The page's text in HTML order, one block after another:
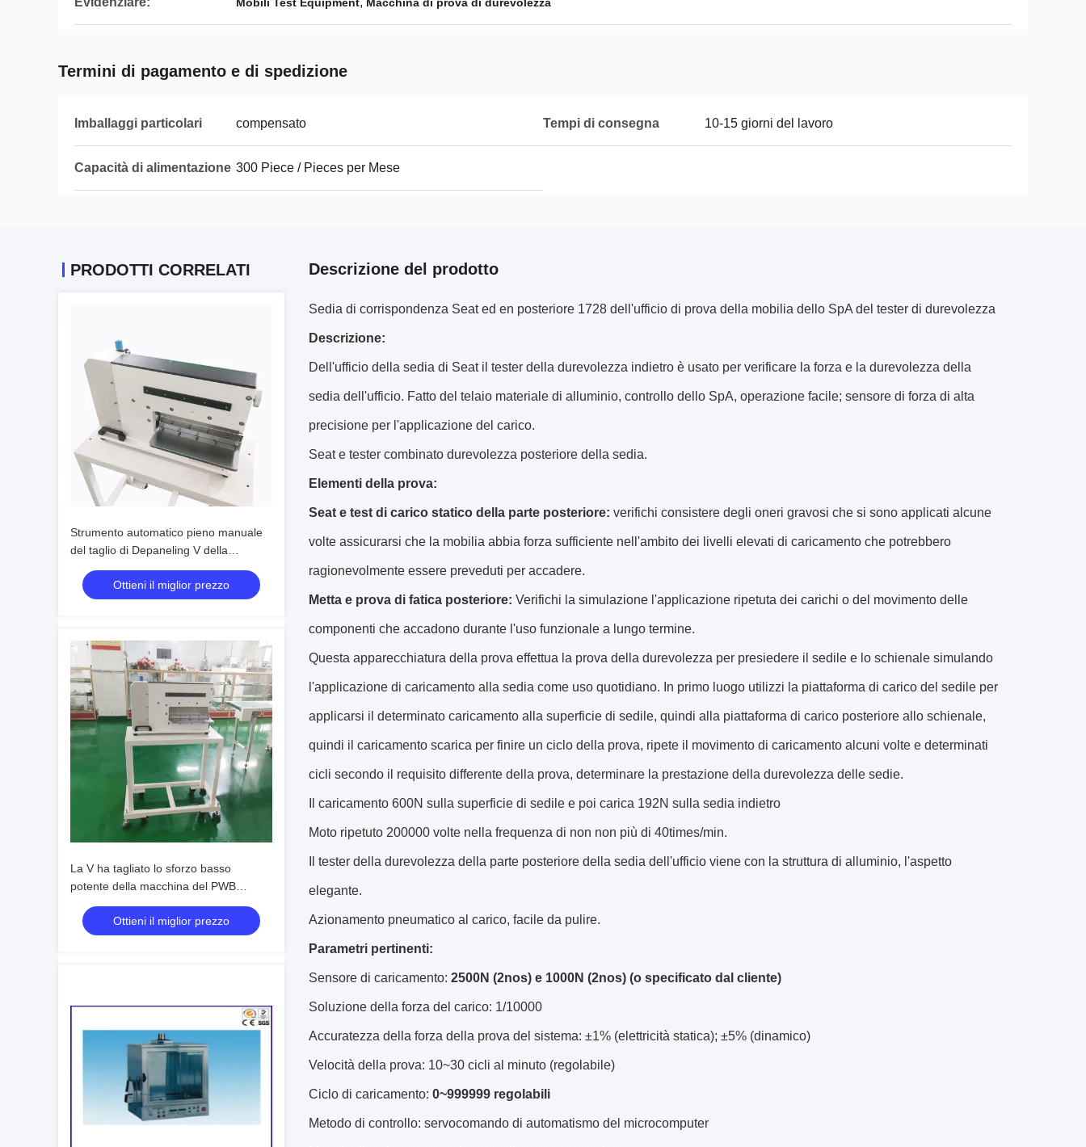
Termini di pagamento e di spedizione
Imballaggi particolari compensato Tempi di consegna 10-15 giorni del lavoro
Capacità di alimentazione 300 Piece / Pieces per Mese
PRODOTTI CORRELATI
Strumento automatico pieno manuale
del taglio di Depaneling V della
tagliatrice del PWB di TIC
Ottieni il miglior prezzo
La V ha tagliato lo sforzo basso
potente della macchina del PWB
Depaneling con la lama lineare
Ottieni il miglior prezzo
Descrizione del prodotto
Sedia di corrispondenza Seat ed en posteriore 1728 dell'ufficio di prova della mobilia dello SpA del tester di durevolezza
Descrizione:
Dell'ufficio della sedia di Seat il tester della durevolezza indietro è usato per verificare la forza e la durevolezza della
sedia dell'ufficio. Fatto del telaio materiale di alluminio, controllo dello SpA, operazione facile; sensore di forza di alta
precisione per l'applicazione del carico.
Seat e tester combinato durevolezza posteriore della sedia.
Elementi della prova:
Seat e test di carico statico della parte posteriore: verifichi consistere degli oneri gravosi che si sono applicati alcune
volte assicurarsi che la mobilia abbia forza sufficiente nell'ambito dei livelli elevati di caricamento che potrebbero
ragionevolmente essere preveduti per accadere.
Metta e prova di fatica posteriore: Verifichi la simulazione l'applicazione ripetuta dei carichi o del movimento delle
componenti che accadono durante l'uso funzionale a lungo termine.
Questa apparecchiatura della prova effettua la prova della durevolezza per presiedere il sedile e lo schienale simulando
l'applicazione di caricamento alla sedia come uso quotidiano. In primo luogo utilizzi la piattaforma di carico del sedile per
applicarsi il determinato caricamento alla superficie di sedile, quindi alla piattaforma di carico posteriore allo schienale,
quindi il caricamento scarica per finire un ciclo della prova, ripete il movimento di caricamento alcuni volte e determinati
cicli secondo il requisito differente della prova, determinare la prestazione della durevolezza delle sedie.
Il caricamento 600N sulla superficie di sedile e poi carica 192N sulla sedia indietro
Moto ripetuto 200000 volte nella frequenza di non non più di 40times/min.
Il tester della durevolezza della parte posteriore della sedia dell'ufficio viene con la struttura di alluminio, l'aspetto
elegante.
Azionamento pneumatico al carico, facile da pulire.
Parametri pertinenti:
Sensore di caricamento: 2500N (2nos) e 1000N (2nos) (o specificato dal cliente)
Soluzione della forza del carico: 1/10000
Accuratezza della forza della prova del sistema: ±1% (elettricità statica); ±5% (dinamico)
Velocità della prova: 10~30 cicli al minuto (regolabile)
Ciclo di caricamento: 0~999999 regolabili
Metodo di controllo: servocomando di automatismo del microcomputer